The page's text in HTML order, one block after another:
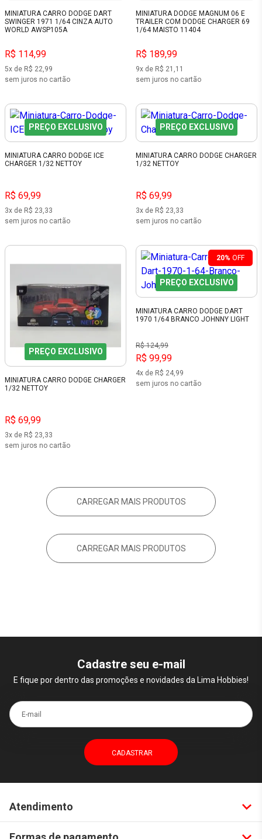
MINIATURA CARRO DODGE DART
SWINGER 1971 1/64 CINZA AUTO
WORLD AWSP105A
R$ 114,99
5x de R$ 22,99
sem juros no cartão
MINIATURA DODGE MAGNUM 06 E
TRAILER COM DODGE CHARGER 69
1/64 MAISTO 11404
R$ 189,99
9x de R$ 21,11
sem juros no cartão
PREÇO EXCLUSIVO
MINIATURA CARRO DODGE ICE
CHARGER 1/32 NETTOY
R$ 69,99
3x de R$ 23,33
sem juros no cartão
PREÇO EXCLUSIVO
MINIATURA CARRO DODGE CHARGER
1/32 NETTOY
R$ 69,99
3x de R$ 23,33
sem juros no cartão
PREÇO EXCLUSIVO
MINIATURA CARRO DODGE CHARGER
1/32 NETTOY
R$ 69,99
3x de R$ 23,33
sem juros no cartão
20% OFF
PREÇO EXCLUSIVO
MINIATURA CARRO DODGE DART
1970 1/64 BRANCO JOHNNY LIGHT
R$ 124,99
R$ 99,99
4x de R$ 24,99
sem juros no cartão
CARREGAR MAIS PRODUTOS
CARREGAR MAIS PRODUTOS
Cadastre seu e-mail
E fique por dentro das promoções e novidades da Lima Hobbies!
E-mail
Atendimento